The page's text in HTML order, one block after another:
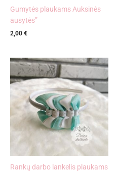
Gumytės plaukams Auksinės
ausytės”
2,00 €
Rankų darbo lankelis plaukams